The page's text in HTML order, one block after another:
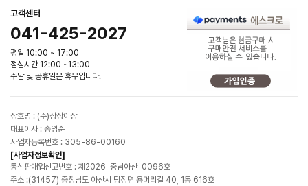
고객센터
041-425-2027
평일 10:00 ~ 17:00
점심시간 12:00 ~13:00
주말 및 공휴일은 휴무입니다.
상호명 : (주)상상이상
대표이사 : 송임순
사업자등록번호 : 305-86-00160
[사업자정보확인]
통신판매업신고번호 : 제2026-충남아산-0096호
주소 :(31457) 충청남도 아산시 탕정면 용머리길 40, 1동 616호